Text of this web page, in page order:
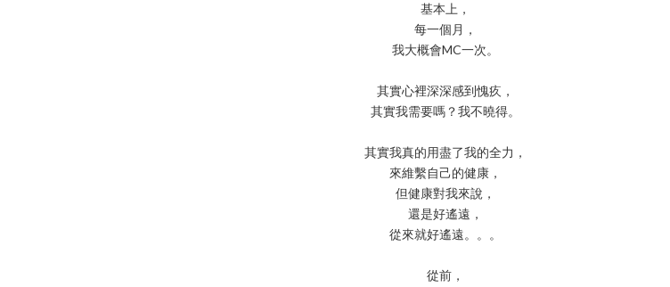
基本上，
每一個月，
我大概會MC一次。
其實心裡深深感到愧疚，
其實我需要嗎？我不曉得。
其實我真的用盡了我的全力，
來維繫自己的健康，
但健康對我來說，
還是好遙遠，
從來就好遙遠。。。
從前，